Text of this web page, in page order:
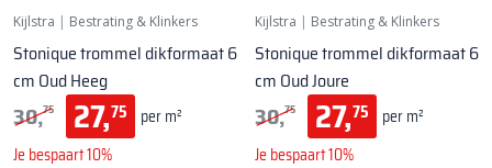
Kijlstra | Bestrating & Klinkers
Stonique trommel dikformaat 6
cm Oud Heeg
30,75 27,75
per m²
Je bespaart 10%
Kijlstra | Bestrating & Klinkers
Stonique trommel dikformaat 6
cm Oud Joure
30,75 27,75
per m²
Je bespaart 10%